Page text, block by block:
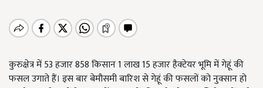
कुरुक्षेत्र में 53 हजार 858 किसान 1 लाख 15 हजार हैक्टेयर भूमि में गेहूं की
फसल उगाते हैं। इस बार बेमौसमी बारिश से गेहूं की फसलों को नुक्सान हो